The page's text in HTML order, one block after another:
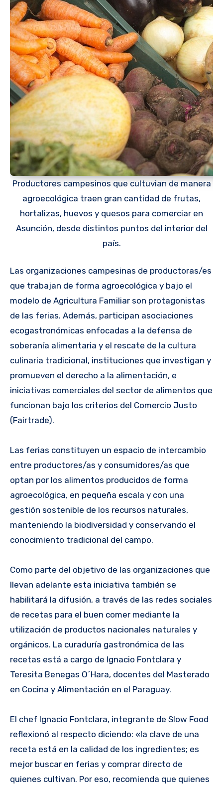
Productores campesinos que cultuvian de manera
agroecológica traen gran cantidad de frutas,
hortalizas, huevos y quesos para comerciar en
Asunción, desde distintos puntos del interior del
país.
Las organizaciones campesinas de productoras/es
que trabajan de forma agroecológica y bajo el
modelo de Agricultura Familiar son protagonistas
de las ferias. Además, participan asociaciones
ecogastronómicas enfocadas a la defensa de
soberanía alimentaria y el rescate de la cultura
culinaria tradicional, instituciones que investigan y
promueven el derecho a la alimentación, e
iniciativas comerciales del sector de alimentos que
funcionan bajo los criterios del Comercio Justo
(Fairtrade).
Las ferias constituyen un espacio de intercambio
entre productores/as y consumidores/as que
optan por los alimentos producidos de forma
agroecológica, en pequeña escala y con una
gestión sostenible de los recursos naturales,
manteniendo la biodiversidad y conservando el
conocimiento tradicional del campo.
Como parte del objetivo de las organizaciones que
llevan adelante esta iniciativa también se
habilitará la difusión, a través de las redes sociales
de recetas para el buen comer mediante la
utilización de productos nacionales naturales y
orgánicos. La curaduría gastronómica de las
recetas está a cargo de Ignacio Fontclara y
Teresita Benegas O´Hara, docentes del Masterado
en Cocina y Alimentación en el Paraguay.
El chef Ignacio Fontclara, integrante de Slow Food
reflexionó al respecto diciendo: «la clave de una
receta está en la calidad de los ingredientes; es
mejor buscar en ferias y comprar directo de
quienes cultivan. Por eso, recomienda que quienes